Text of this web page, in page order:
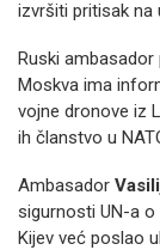
izvršiti pritisak na
Ruski ambasador
Moskva ima
vojne dronove iz
ih članstvo u
Ambasador
sigurnosti UN-a o
Kijev već poslao